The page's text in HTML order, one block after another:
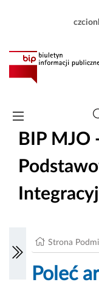
BIP MJO
Strona
Poleć